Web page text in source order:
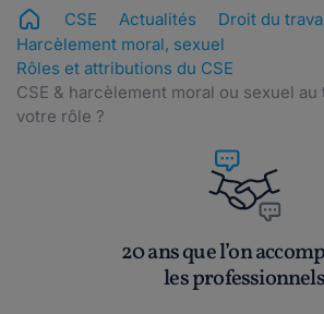
CSE Actualités
Droit du
Harcèlement moral, sexuel
Rôles et attributions du CSE
CSE & harcèlement moral ou sexuel
votre rôle ?
20 ans que l’on
les professionnels